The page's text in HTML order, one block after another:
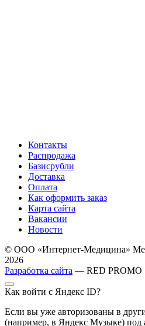
Контакты
Распродажа
Базисрубли
Доставка
Оплата
Как оформить заказ
Карта сайта
Вакансии
Новости
© ООО «Интернет-Медицина»
2026
Разработка сайта — RED PROMO
Как войти с Яндекс ID?
Если вы уже авторизованы в
(например, в Яндекс Музыке) под